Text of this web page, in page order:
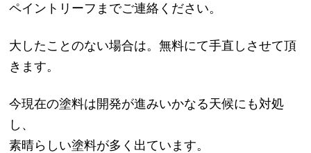
ペイントリーフまでご連絡ください。
大したことのない場合は。無料にて手直しさせて頂
きます。
今現在の塗料は開発が進みいかなる天候にも対処
し、
素晴らしい塗料が多く出ています。